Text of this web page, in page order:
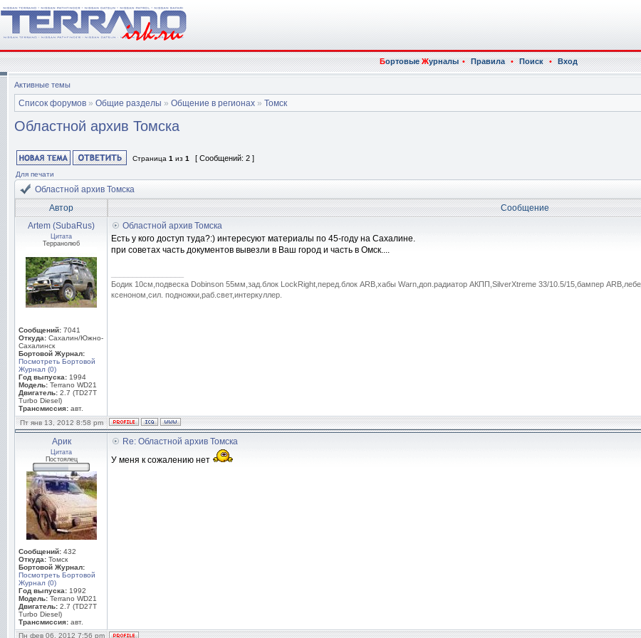
БортовыеЖурналы • Правила • Поиск • Вход
Активные темы
Список форумов » Общие разделы » Общение в регионах » Томск
Областной архив Томска
Страница 1 из 1 [ Сообщений: 2 ]
Для печати
Областной архив Томска
Автор
Сообщение
Artem (SubaRus)
Цитата
Терранолюб
Сообщений: 7041
Откуда: Сахалин/Южно-
Сахалинск
Бортовой Журнал:
Посмотреть Бортовой
Журнал (0)
Год выпуска: 1994
Модель: Terrano WD21
Двигатель: 2.7 (TD27T
Turbo Diesel)
Трансмиссия: авт.
Областной архив Томска
Есть у кого доступ туда?:) интересуют материалы по 45-году на Сахалине.
при советах часть документов вывезли в Ваш город и часть в Омск....
Бодик 10см,подвеска Dobinson 55мм,зад.блок LockRight,перед.блок ARB,хабы Warn,доп.радиатор АКПП,SilverXtreme 33/10.5/15,бампер
ксеноном,сил. подножки,раб.свет,интеркуллер.
Пт янв 13, 2012 8:58 pm
Арик
Цитата
Постоялец
Сообщений: 432
Откуда: Томск
Бортовой Журнал:
Посмотреть Бортовой
Журнал (0)
Год выпуска: 1992
Модель: Terrano WD21
Двигатель: 2.7 (TD27T
Turbo Diesel)
Трансмиссия: авт.
Re: Областной архив Томска
У меня к сожалению нет
Пн фев 06, 2012 7:56 pm